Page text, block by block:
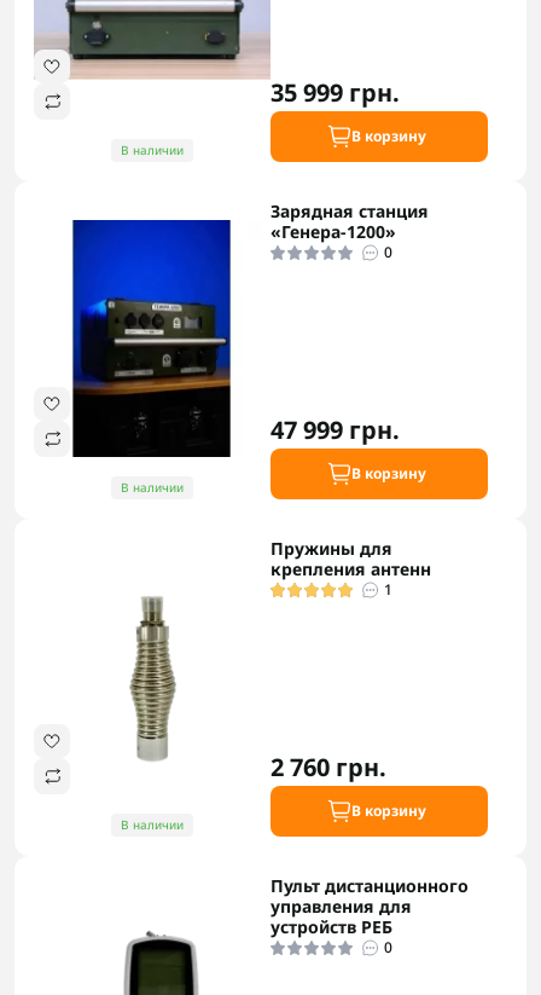
В наличии
35 999 грн.
В корзину
В наличии
Зарядная станция
«Генера-1200»
0
47 999 грн.
В корзину
В наличии
Пружины для
крепления антенн
1
2 760 грн.
В корзину
Пульт дистанционного
управления для
устройств РЕБ
0